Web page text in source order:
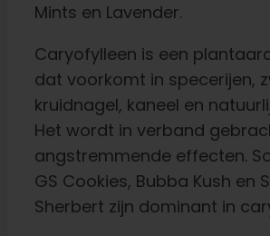
Mints en Lavender.
Caryofylleen is een
dat voorkomt in specerijen,
kruidnagel, kaneel en
Het wordt in verband
angstremmende effecten.
GS Cookies, Bubba Kush en
Sherbert zijn dominant in